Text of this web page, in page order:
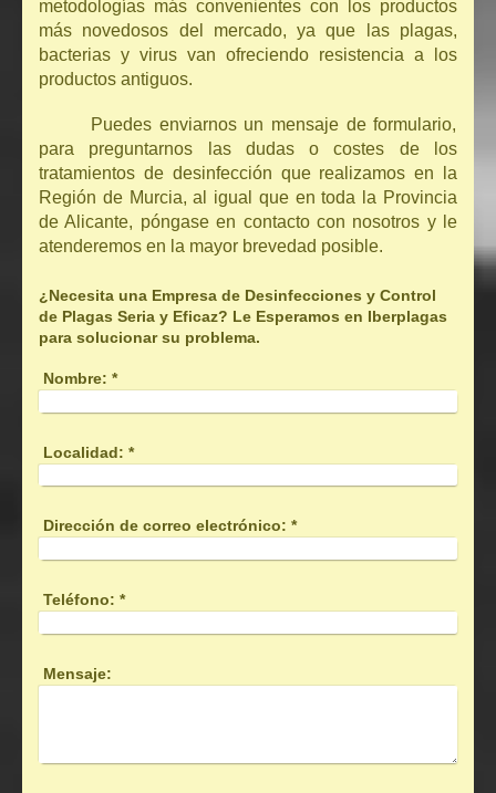
metodologías más convenientes con los productos
más novedosos del mercado, ya que las plagas,
bacterias y virus van ofreciendo resistencia a los
productos antiguos.
Puedes enviarnos un mensaje de formulario,
para preguntarnos las dudas o costes de los
tratamientos de desinfección que realizamos en la
Región de Murcia, al igual que en toda la Provincia
de Alicante, póngase en contacto con nosotros y le
atenderemos en la mayor brevedad posible.
¿Necesita una Empresa de Desinfecciones y Control
de Plagas Seria y Eficaz? Le Esperamos en Iberplagas
para solucionar su problema.
Nombre: *
Localidad: *
Dirección de correo electrónico: *
Teléfono: *
Mensaje: